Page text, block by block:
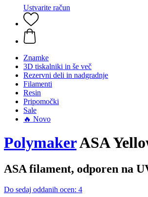
Ustvarite račun
Znamke
3D tiskalniki in še več
Rezervni deli in nadgradnje
Filamenti
Resin
Pripomočki
Sale
🔥 Novo
PolymakerASA
ASA filament, odporen na
Do sedaj oddanih ocen: 4